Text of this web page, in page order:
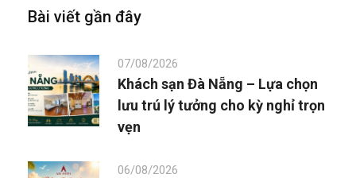
Bài viết gần đây
07/08/2026
Khách sạn Đà Nẵng – Lựa chọn
lưu trú lý tưởng cho kỳ nghỉ trọn
vẹn
06/08/2026